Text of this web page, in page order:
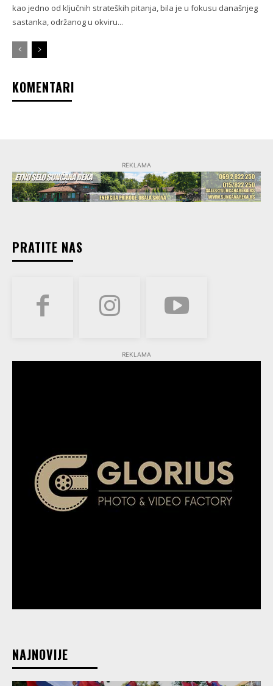
kao jedno od ključnih strateških pitanja, bila je u fokusu današnjeg
sastanka, održanog u okviru...
KOMENTARI
REKLAMA
PRATITE NAS
REKLAMA
NAJNOVIJE